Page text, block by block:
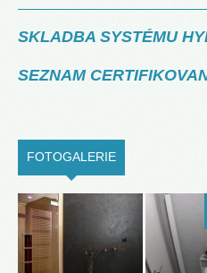
SKLADBA SYSTÉMU
SEZNAM
FOTOGALERIE